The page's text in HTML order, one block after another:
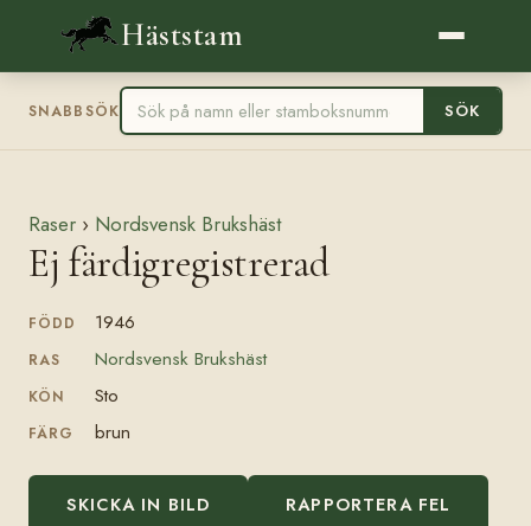
Häststam
SNABBSÖK SÖK
Raser › Nordsvensk Brukshäst
Ej färdigregistrerad
FÖDD 1946
RAS Nordsvensk Brukshäst
KÖN Sto
FÄRG brun
SKICKA IN BILD RAPPORTERA FEL